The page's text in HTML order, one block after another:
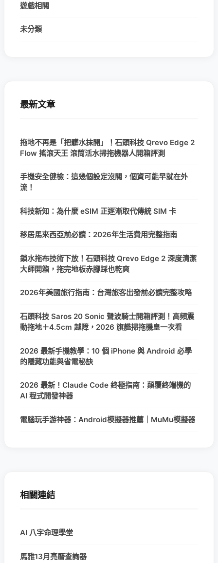
遊戲相關
未分類
最新文章
拖地不再是「把髒水抹開」！石頭科技 Qrevo Edge 2
Flow 搖滾天王 滾筒活水掃拖機器人開箱評測
手機安全健檢：這幾個設定沒關，個資可能早就在外
流！
科技新知：為什麼 eSIM 正逐漸取代傳統 SIM 卡
移居馬來西亞前必讀：2026年生活費用完整指南
鎖水拖布技術下放！石頭科技 Qrevo Edge 2 深度清潔
大師開箱，拖完地板赤腳踩也乾爽
2026年美國旅行指南：台灣旅客出發前必讀完整攻略
石頭科技 Saros 20 Sonic 聲波騎士開箱評測！高頻震
動拖地＋4.5cm 越障，2026 旗艦掃拖機皇一次看
2026 最新手機教學：10 個 iPhone 與 Android 必學
的隱藏功能與省電秘訣
2026 最新！Claude Code 終極指南：顛覆終端機的
AI 程式開發神器
電腦玩手游神器：Android模擬器推薦｜MuMu模擬器
相關連結
AI 八字命理學堂
馬雅13月亮曆查詢器